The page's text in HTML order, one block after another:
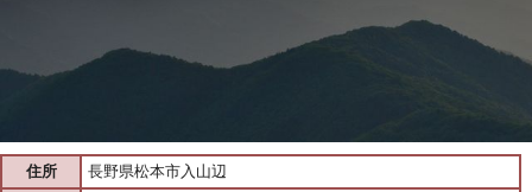
住所 長野県松本市入山辺